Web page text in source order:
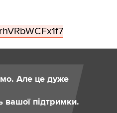
Але це дуже
вашої підтримки.